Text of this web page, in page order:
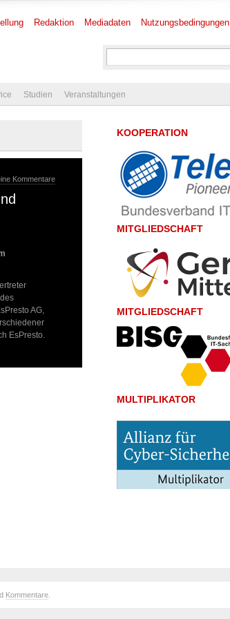
Redaktion Mediadaten Nutzungsbedingungen
Studien Veranstaltungen
Kommentare
AG,
EsPresto.
KOOPERATION
MITGLIEDSCHAFT
MITGLIEDSCHAFT
MULTIPLIKATOR
Kommentare